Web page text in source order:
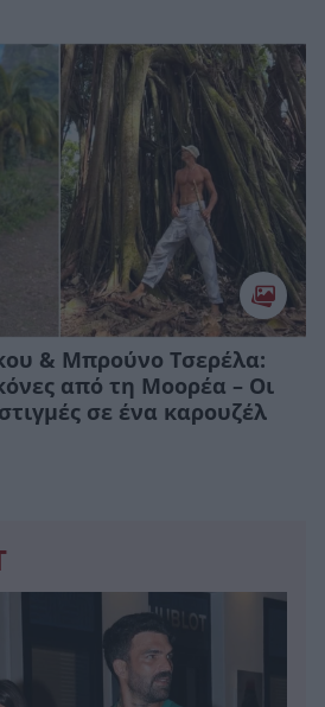
& Μπρούνο Τσερέλα:
από τη Μοορέα – Οι
σε ένα καρουζέλ